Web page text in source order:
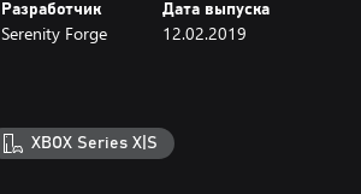
Разработчик
Serenity Forge
Дата выпуска
12.02.2019
XBOX Series X|S